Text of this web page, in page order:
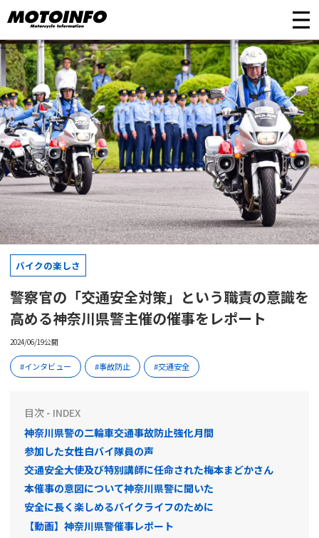
バイクの楽しさ
警察官の「交通安全対策」という職責の意識を
高める神奈川県警主催の催事をレポート
2024/06/19公開
インタビュー 事故防止 交通安全
目次 - INDEX
神奈川県警の二輪車交通事故防止強化月間
参加した女性白バイ隊員の声
交通安全大使及び特別講師に任命された梅本まどかさん
本催事の意図について神奈川県警に聞いた
安全に長く楽しめるバイクライフのために
【動画】神奈川県警催事レポート